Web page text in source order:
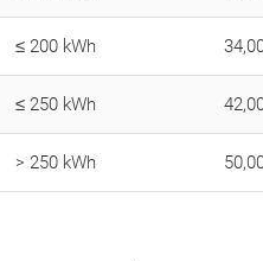
≤ 200 kWh
≤ 250 kWh
> 250 kWh